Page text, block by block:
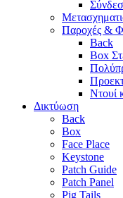
Παροχές &
Back
Box
Ντουί
Δικτύωση
Back
Box
Face Place
Keystone
Patch Guide
Patch Panel
Pig Tails